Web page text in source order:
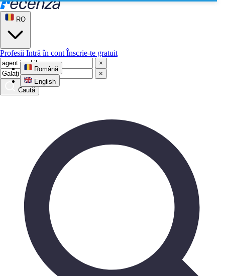
RO
Română
English
Profesii Intră în cont Înscrie-te gratuit
×
×
Caută